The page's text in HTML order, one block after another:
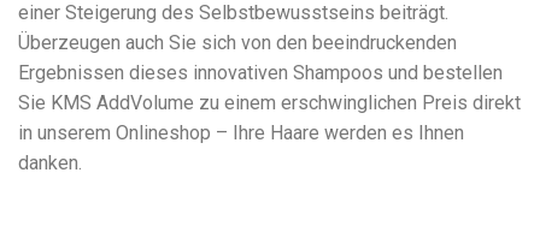
einer Steigerung des Selbstbewusstseins beiträgt.
Überzeugen auch Sie sich von den beeindruckenden
Ergebnissen dieses innovativen Shampoos und bestellen
Sie KMS AddVolume zu einem erschwinglichen Preis direkt
in unserem Onlineshop – Ihre Haare werden es Ihnen
danken.